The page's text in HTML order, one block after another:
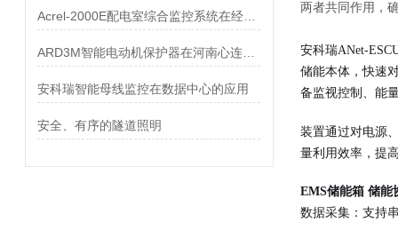
安科瑞智能母线监控在数据中心的应用
安全、有序的隧道照明
两者共同作用，
安科瑞ANet-
储能本体，快速
备监视控制、能
装置通过对电源
量利用效率，提
EMS储能箱 储能
数据采集：支持